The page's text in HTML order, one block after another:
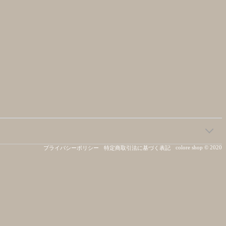
プライバシーポリシー 特定商取引法に基づく表記 colore shop © 2020